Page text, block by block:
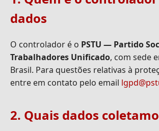
dados
O controlador é o PSTU — Partido
Trabalhadores Unificado, com sede
Brasil. Para questões relativas à
entre em contato pelo email
2. Quais dados